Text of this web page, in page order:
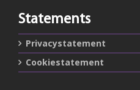
Statements
Privacystatement
Cookiestatement